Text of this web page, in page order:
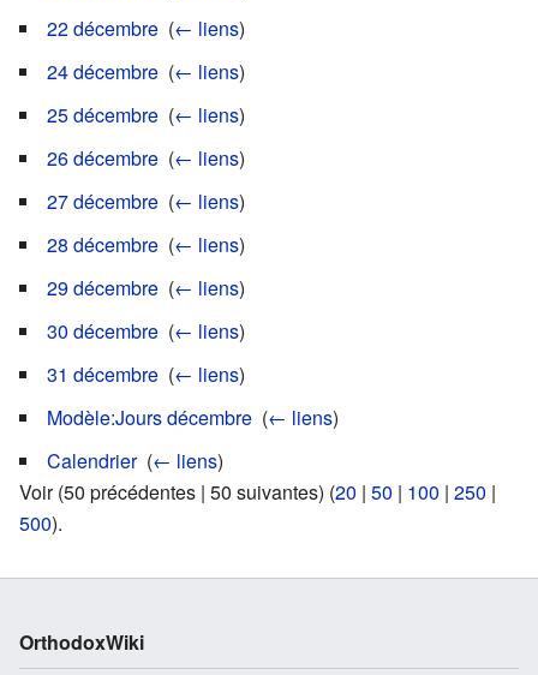
22 décembre (← liens)
24 décembre (← liens)
25 décembre (← liens)
26 décembre (← liens)
27 décembre (← liens)
28 décembre (← liens)
29 décembre (← liens)
30 décembre (← liens)
31 décembre (← liens)
Modèle:Jours décembre (← liens)
Calendrier‎ (← liens)
Voir (50 précédentes | 50 suivantes) (20 | 50 | 100 | 250 |
500).
OrthodoxWiki